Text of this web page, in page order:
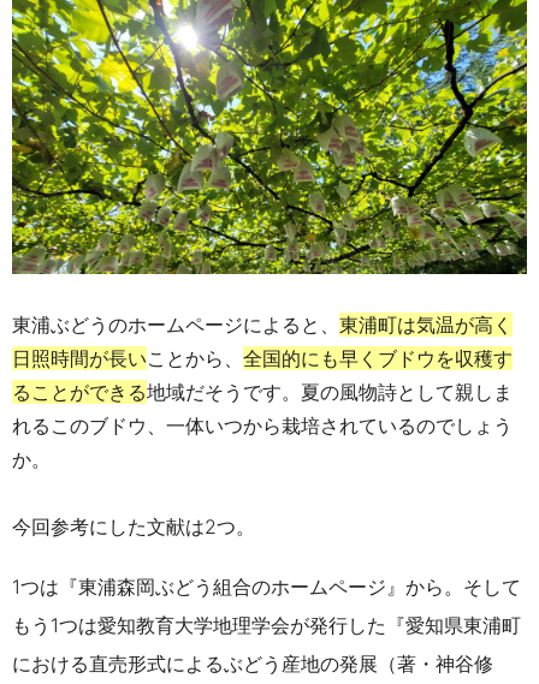
東浦ぶどうのホームページによると、 東浦町は気温が高く
日照時間が長いことから、 全国的にも早くブドウを収穫す
ることができる地域だそうです。夏の風物詩として親しま
れるこのブドウ、一体いつから栽培されているのでしょう
か。
今回参考にした文献は2つ。
1つは『東浦森岡ぶどう組合のホームページ』から。そして
もう1つは愛知教育大学地理学会が発行した『愛知県東浦町
における直売形式によるぶどう産地の発展（著・神谷修